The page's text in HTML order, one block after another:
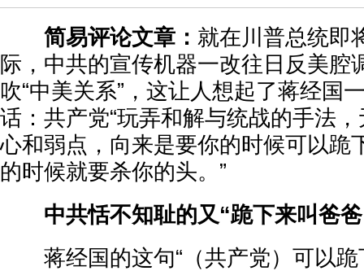
简易评论文章： 就在川普总统即
际，中共的宣传机器一改往日反美腔
吹“中美关系”，这让人想起了蒋经国
话：共产党“玩弄和解与统战的手法
心和弱点，向来是要你的时候可以跪
的时候就要杀你的头。”
中共恬不知耻的又“跪下来叫爸
蒋经国的这句“（共产党）可以跪